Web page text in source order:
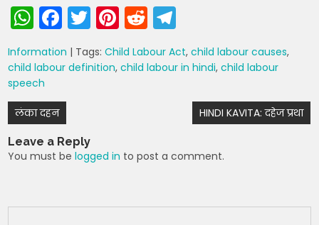
W
h
a
ts
A
p
p
F
a
c
b
o
o
T
w
itt
Pi
nt
er
R
e
d
el
e
m
Information | Tags:Child Labour Act,child labour causes,
child labour definition,child labour in hindi,child labour
speech
Post
navigation
लंका दहन HINDI KAVITA: दहेज प्रथा
Leave a Reply
You must belogged in to post a comment.